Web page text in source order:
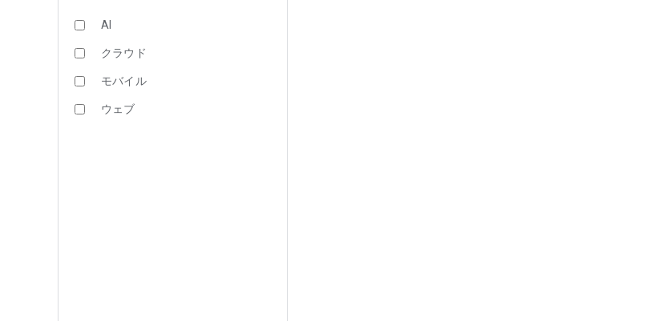
AI
クラウド
モバイル
ウェブ